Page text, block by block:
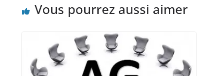
Vous pourrez aussi aimer